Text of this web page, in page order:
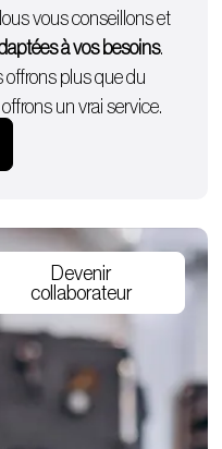
vous conseillons et
à vos besoins.
offrons plus que du
un vrai service.
Devenir
collaborateur